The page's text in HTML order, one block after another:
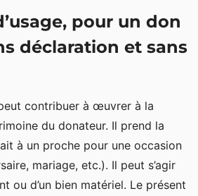
pour un don
déclaration et sans
contribuer à œuvrer à la
du donateur. Il prend la
à un proche pour une occasion
mariage, etc.). Il peut s’agir
ou d’un bien matériel. Le présent